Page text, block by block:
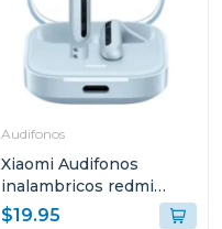
Audifonos
Xiaomi Audifonos
inalambricos redmi
buds 6 active bluetooth
$19.95